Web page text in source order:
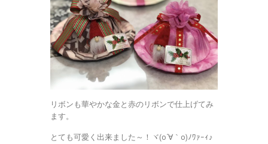
リボンも華やかな金と赤のリボンで仕上げてみ
ます。
とても可愛く出来ました～！ヾ(o´∀｀o)ﾉﾜｧｰｨ♪